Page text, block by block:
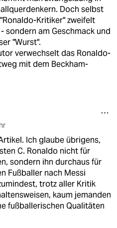
Doch selbst
Kritiker" zweifelt
sondern am Geschmack und
"Wurst".
verwechselt das Ronaldo-
mit dem Beckham-
Ich glaube übrigens,
C. Ronaldo nicht für
sondern ihn durchaus für
Fußballer nach Messi
trotz aller Kritik
kaum jemanden
fußballerischen Qualitäten